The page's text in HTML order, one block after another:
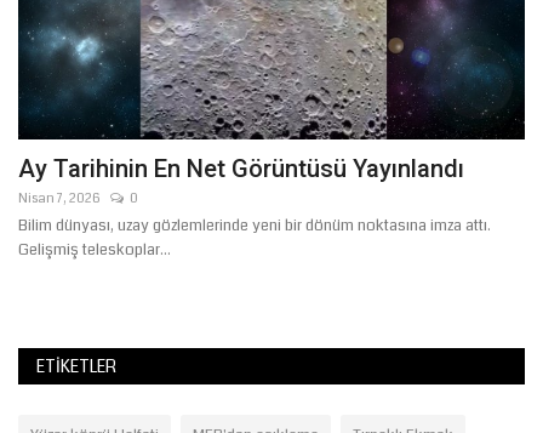
Ay Tarihinin En Net Görüntüsü Yayınlandı
Nisan 7, 2026 0
Bilim dünyası, uzay gözlemlerinde yeni bir dönüm noktasına imza attı.
Gelişmiş teleskoplar...
ETIKETLER